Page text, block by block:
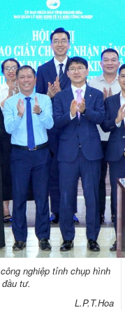
nghiệp tỉnh chụp hình
tư.
L.P.T.Hoa